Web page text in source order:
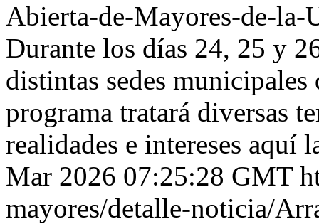
Abierta-de-Mayores-de-
Durante los días 24, 25 y
distintas sedes municipales
programa tratará diversas
realidades e intereses aquí
Mar 2026 07:25:28 GMT
mayores/detalle-noticia/